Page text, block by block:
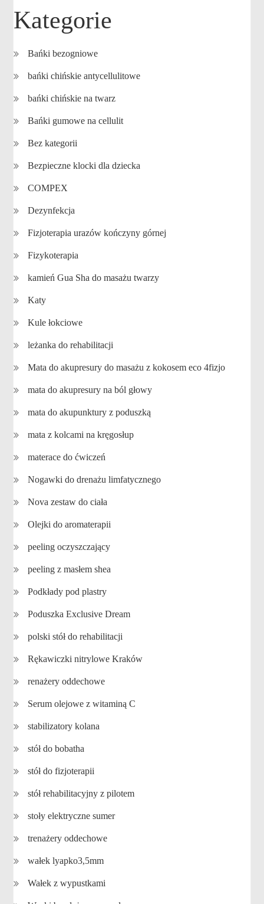
Kategorie
Bańki bezogniowe
bańki chińskie antycellulitowe
bańki chińskie na twarz
Bańki gumowe na cellulit
Bez kategorii
Bezpieczne klocki dla dziecka
COMPEX
Dezynfekcja
Fizjoterapia urazów kończyny górnej
Fizykoterapia
kamień Gua Sha do masażu twarzy
Katy
Kule łokciowe
leżanka do rehabilitacji
Mata do akupresury do masażu z kokosem eco 4fizjo
mata do akupresury na ból głowy
mata do akupunktury z poduszką
mata z kolcami na kręgosłup
materace do ćwiczeń
Nogawki do drenażu limfatycznego
Nova zestaw do ciała
Olejki do aromaterapii
peeling oczyszczający
peeling z masłem shea
Podkłady pod plastry
Poduszka Exclusive Dream
polski stół do rehabilitacji
Rękawiczki nitrylowe Kraków
renażery oddechowe
Serum olejowe z witaminą C
stabilizatory kolana
stół do bobatha
stół do fizjoterapii
stół rehabilitacyjny z pilotem
stoły elektryczne sumer
trenażery oddechowe
wałek lyapko3,5mm
Wałek z wypustkami